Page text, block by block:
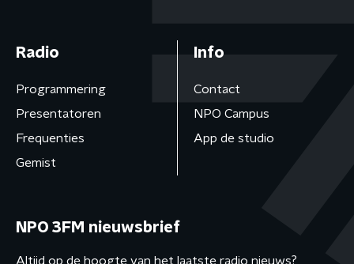
Radio
Programmering
Presentatoren
Frequenties
Gemist
Info
Contact
NPO Campus
App de studio
NPO 3FM nieuwsbrief
Altijd op de hoogte van het laatste radio nieuws?